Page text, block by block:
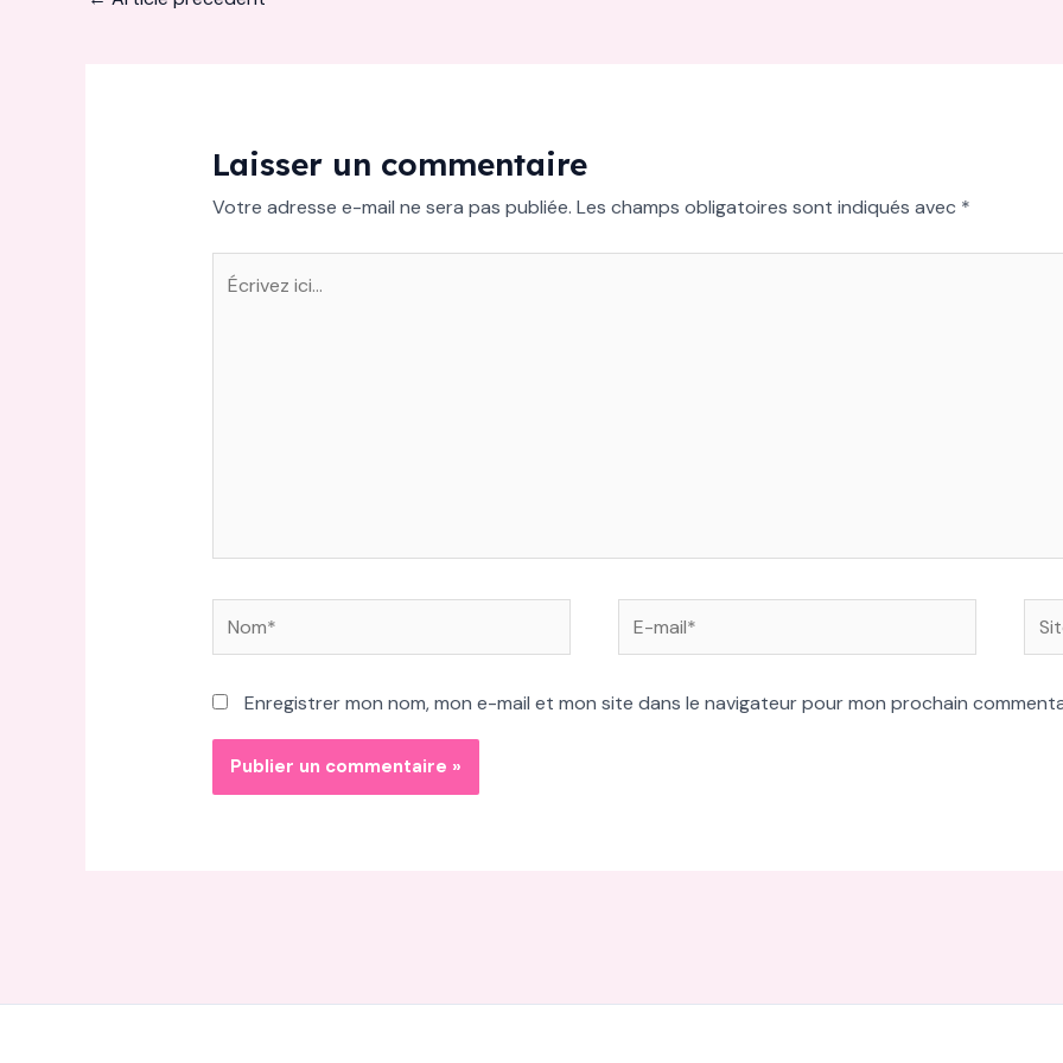
Laisser un commentaire
Votre adresse e-mail ne sera pas publiée. Les champs obligatoires sont indiqués avec *
Écrivez
Nom*
E-
mail*
Site
Enregistrer mon nom, mon e-mail et mon site dans le navigateur pour mon prochain